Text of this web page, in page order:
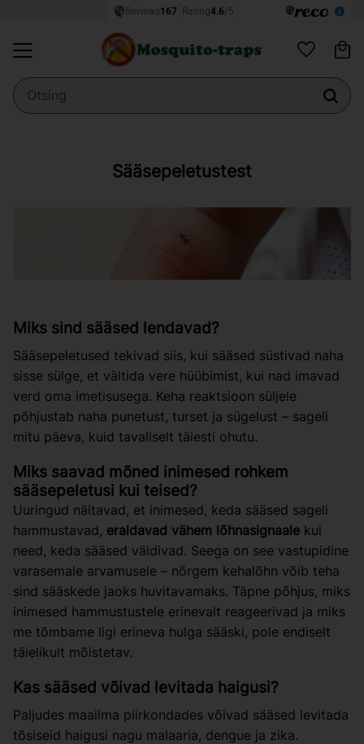
Lemmikud
Sääsepeletustest
Miks sind sääsed lendavad?
Sääsepeletused tekivad siis, kui sääsed süstivad naha
sisse sülge, et vältida vere hüübimist, kui nad imavad
verd oma imetisusega. Keha reaktsioon süljele
põhjustab naha punetust, turset ja sügelust – sageli
mitu päeva, kuid tavaliselt täiesti ohutu.
Miks saavad mõned inimesed rohkem
sääsepeletusi kui teised?
Uuringud näitavad, et inimesed, keda sääsed sageli
hammustavad, eraldavad vähem lõhnasignaale kui
need, keda sääsed väldivad. Seega on see vastupidine
varasemale arvamusele – nõrgem kehalõhn võib teha
sind sääskede jaoks huvitavamaks. Täpne põhjus, miks
inimesed hammustustele erinevalt reageerivad ja miks
me tõmbame ligi erineva hulga sääski, pole endiselt
täielikult mõistetav.
Kas sääsed võivad levitada haigusi?
Paljudes maailma piirkondades võivad sääsed levitada
tõsiseid haigusi nagu malaaria, dengue ja zika.